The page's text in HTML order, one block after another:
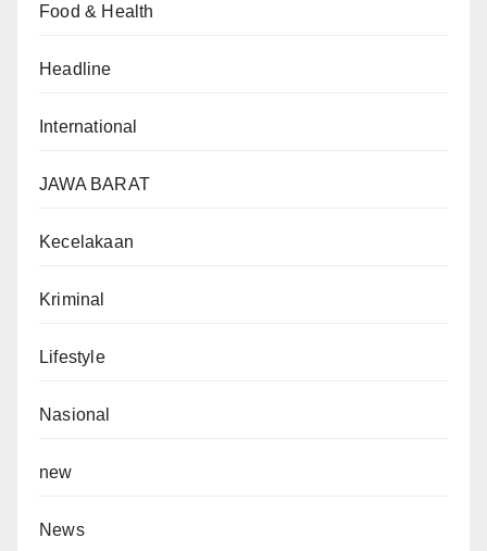
Food & Health
Headline
International
JAWA BARAT
Kecelakaan
Kriminal
Lifestyle
Nasional
new
News